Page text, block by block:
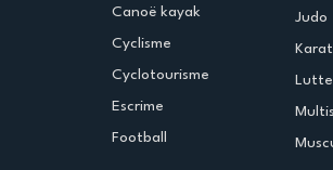
Canoë kayak
Cyclisme
Cyclotourisme
Escrime
Football
Judo
Lutte